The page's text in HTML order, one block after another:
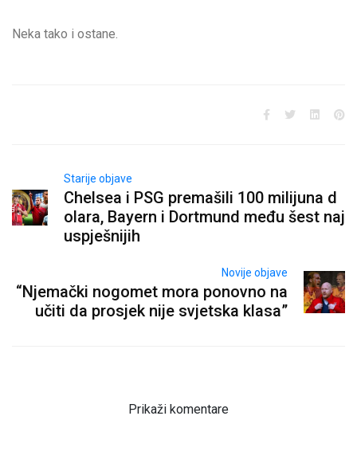
Neka tako i ostane.
Starije objave
Chelsea i PSG premašili 100 milijuna d
olara, Bayern i Dortmund među šest naj
uspješnijih
Novije objave
“Njemački nogomet mora ponovno na
učiti da prosjek nije svjetska klasa”
Prikaži komentare